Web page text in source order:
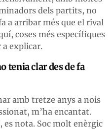
dels partits, no
a arribar més que el rival
coses més específiques
a explicar.
tenia clar des de fa
amb tretze anys a nois
m’ha encantat.
es nota. Soc molt enèrgic